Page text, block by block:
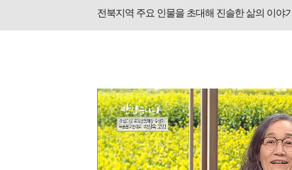
전북지역 주요 인물을 초대해 진솔한 삶의 이야